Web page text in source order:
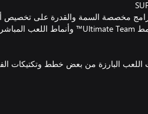
مخصصة السمة والقدرة على تخصيص
البارزة من بعض خطط وتكتيكات